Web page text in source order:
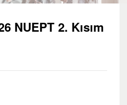
NUEPT 2. Kısım